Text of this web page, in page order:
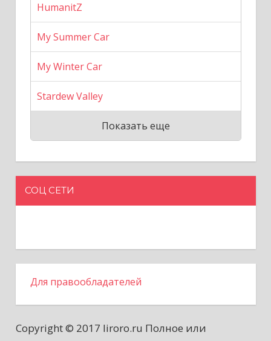
HumanitZ
My Summer Car
My Winter Car
Stardew Valley
Показать еще
СОЦ СЕТИ
Для правообладателей
Copyright © 2017 liroro.ru Полное или